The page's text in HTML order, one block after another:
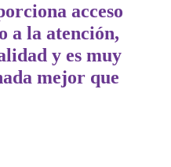
acceso
a la atención,
y es muy
mejor que